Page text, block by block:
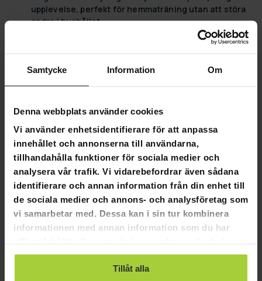
Samtycke Information Om
Denna webbplats använder cookies
Vi använder enhetsidentifierare för att anpassa
innehållet och annonserna till användarna,
tillhandahålla funktioner för sociala medier och
analysera vår trafik. Vi vidarebefordrar även sådana
identifierare och annan information från din enhet till
de sociala medier och annons- och analysföretag som
vi samarbetar med. Dessa kan i sin tur kombinera
informationen med annan information som du har
använt deras tjänster.
Tillåt alla
upplevelse, perfekt för hemmaträning utan att störa
andra i hushållet.
ger
Justerbart Säte och Styre:kan anpassas till dina unika
kroppsmått för att garantera optimal komfort och
Viktgräns 120 kg:Tumlar för robust konstruktion och
stabilitet, vilket gör den lämplig för användare upp till
120 kg.
Höjdrekommendation 150-190 cm:Ger en bekväm och
effektiv träningsposition för användare inom denna
höjdintervall.
Vattenflaskhållare ingår:
För att hålla dig hydratiserad
Ge ditt inomhuscyklingsträning ett lyft med Nordcore
Spinningcykel 2300. Fokusera på din kondition, styrka och
Från hemmakomfort till professionell träningsstudio med